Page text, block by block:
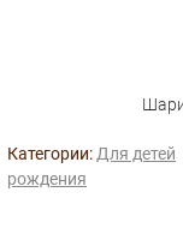
Категории: Для детей
рождения